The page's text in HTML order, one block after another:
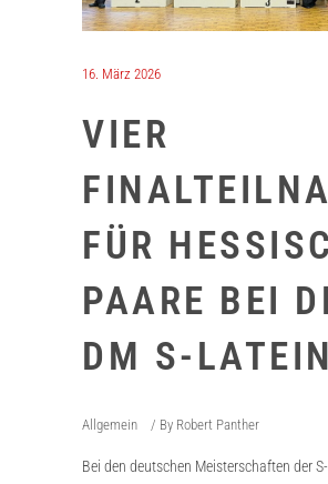
16. März 2026
VIER
FÜR
PAARE BEI
DM S-LATEIN
Allgemein By Robert Panther
Bei den deutschen Meisterschaften der